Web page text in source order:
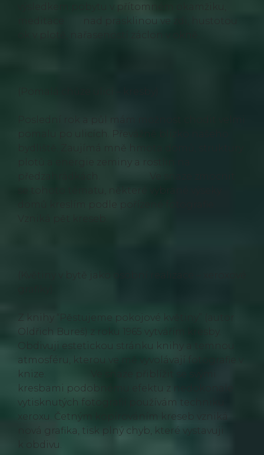
výsledkem pobytu v přítomném okamžiku,
meditace nad prasklinou ve zdi, hustotou
pomalu po ulicích. Převážně blízko našeho
bydliště. Zaujímá mně hmota domů, struktury
domů kreslím podle pořízené fotografie.
Z knihy “Pěstujeme pokojové květiny” (autor
Oldřich Bureš) z roku 1965 vytvářím kresby.
Obdivuji estetickou stránku knihy a temnou
atmosféru, kterou ve mě vyvolávají fotografie v
knize. Ve snaze přiblížit se svými
kresbami podobnému efektu z nedokonale
vytisknutých fotografií používám techniku
xeroxu. Četným kopírováním kreseb vzniká
nová grafika, tisk plný chyb, které vystavuji
k obdivu.